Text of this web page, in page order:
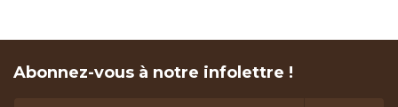
Abonnez-vous à notre infolettre !